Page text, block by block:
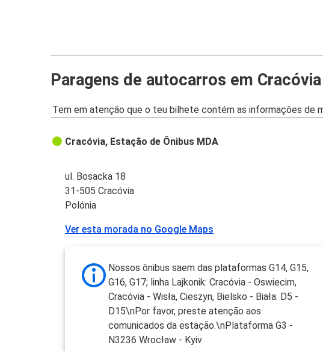
Paragens de autocarros em Cracóvia
Tem em atenção que o teu bilhete contém as informações de
Cracóvia, Estação de Ônibus MDA
ul. Bosacka 18
31-505 Cracóvia
Polónia
Ver esta morada no Google Maps
Nossos ônibus saem das plataformas G14, G15,
G16, G17; linha Lajkonik: Cracóvia - Oswiecim,
Cracóvia - Wisła, Cieszyn, Bielsko - Biała: D5 -
D15\nPor favor, preste atenção aos
comunicados da estação.\nPlataforma G3 -
N3236 Wrocław - Kyiv